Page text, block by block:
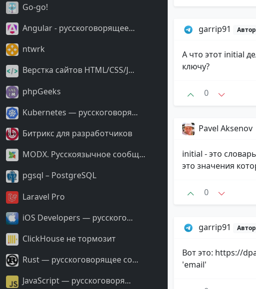
Go-go!
Angular - русскоговорящее...
ntwrk
Верстка сайтов HTML/CSS/J...
phpGeeks
Kubernetes — русскоговоря...
Битрикс для разработчиков
MODX. Русскоязычное сообщ...
pgsql – PostgreSQL
Laravel Pro
iOS Developers — русского...
ClickHouse не тормозит
Rust — русскоговорящее со...
JavaScript — русскоговоря...
garrip91
А что этот initial
ключу?
0
Pavel Aksenov
initial - это
это значения
0
garrip91
Вот это: https://
'email'